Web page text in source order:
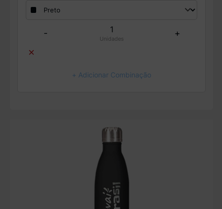
-
Unidades
+
×
+ Adicionar Combinação